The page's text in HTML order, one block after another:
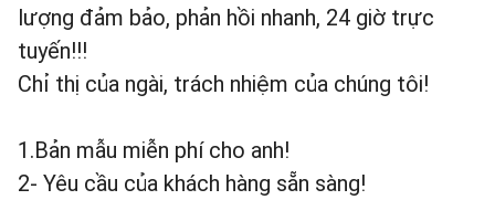
lượng đảm bảo, phản hồi nhanh, 24 giờ trực
tuyến!!!
Chỉ thị của ngài, trách nhiệm của chúng tôi!
1.Bản mẫu miễn phí cho anh!
2- Yêu cầu của khách hàng sẵn sàng!